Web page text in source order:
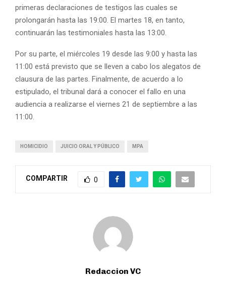
primeras declaraciones de testigos las cuales se
prolongarán hasta las 19:00. El martes 18, en tanto,
continuarán las testimoniales hasta las 13:00.
Por su parte, el miércoles 19 desde las 9:00 y hasta las
11:00 está previsto que se lleven a cabo los alegatos de
clausura de las partes. Finalmente, de acuerdo a lo
estipulado, el tribunal dará a conocer el fallo en una
audiencia a realizarse el viernes 21 de septiembre a las
11:00.
HOMICIDIO JUICIO ORAL Y PÚBLICO MPA
COMPARTIR 0
Redaccion VC